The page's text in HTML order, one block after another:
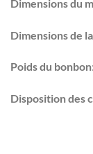
Dimensions du
Dimensions de
Poids du bonbon
Disposition des